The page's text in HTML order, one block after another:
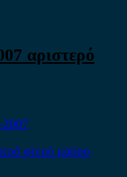
αριστερό